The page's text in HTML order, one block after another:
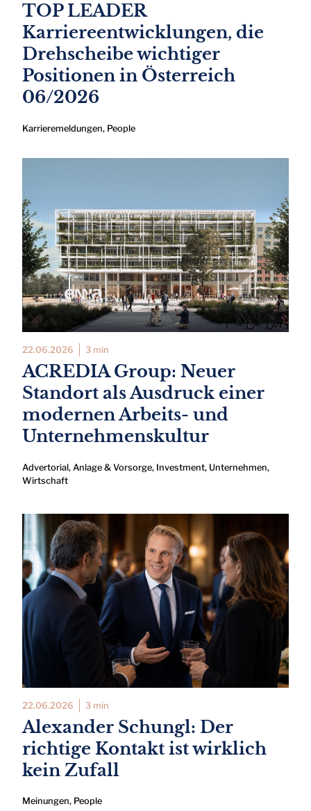
TOP LEADER
Karriereentwicklungen, die
Drehscheibe wichtiger
Positionen in Österreich
06/2026
Karrieremeldungen, People
22.06.2026 3 min
ACREDIA Group: Neuer
Standort als Ausdruck einer
modernen Arbeits- und
Unternehmenskultur
Advertorial, Anlage & Vorsorge, Investment, Unternehmen,
Wirtschaft
22.06.2026 3 min
Alexander Schungl: Der
richtige Kontakt ist wirklich
kein Zufall
Meinungen, People